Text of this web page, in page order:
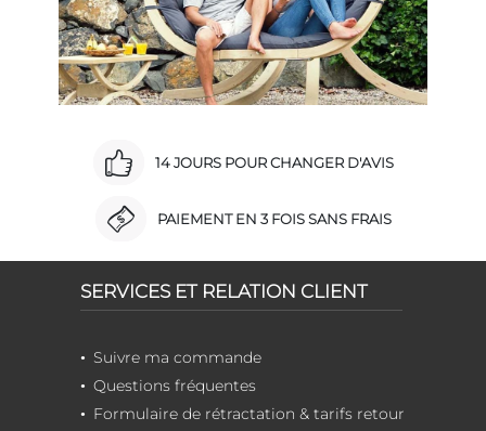
14 JOURS POUR CHANGER D'AVIS
PAIEMENT EN 3 FOIS SANS FRAIS
SERVICES ET RELATION CLIENT
Suivre ma commande
Questions fréquentes
Formulaire de rétractation & tarifs retour